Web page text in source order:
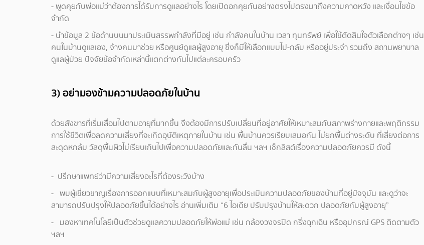
- พูดคุยกับพ่อแม่ว่าต้องการได้รับการดูแลอย่างไร โดยเปิดอกคุยกันอย่างตรงไปตรงมาถึงความคาดหวัง และเงื่อนไขข้อ
จำกัด
- นำข้อมูล 2 ข้อด้านบนมาประเมินสรรพกำลังที่มีอยู่ เช่น กำลังคนในบ้าน เวลา ทุนทรัพย์ เพื่อใช้ตัดสินใจตัวเลือกต่างๆ เช่น
คนในบ้านดูแลเอง, จ้างคนมาช่วย หรือศูนย์ดูแลผู้สูงอายุ ซึ่งก็มีให้เลือกแบบไป-กลับ หรืออยู่ประจำ รวมถึง สถานพยาบาล
ดูแลผู้ป่วย ปัจจัยข้อจำกัดเหล่านี้แตกต่างกันไปแต่ละครอบครัว
3) อย่ามองข้ามความปลอดภัยในบ้าน
ด้วยสังขารที่เริ่มเสื่อมไปตามอายุที่มากขึ้น จึงต้องมีการปรับเปลี่ยนที่อยู่อาศัยให้เหมาะสมกับสภาพร่างกายและพฤติกรรม
การใช้ชีวิตเพื่อลดความเสี่ยงที่จะเกิดอุบัติเหตุภายในบ้าน เช่น พื้นบ้านควรเรียบเสมอกัน ไม่ยกพื้นต่างระดับ ที่เสี่ยงต่อการ
สะดุดหกล้ม วัสดุพื้นผิวไม่เรียบเกินไปเพื่อความปลอดภัยและกันลื่น ฯลฯ เช็กลิสต์เรื่องความปลอดภัยควรมี ดังนี้
- ปรึกษาแพทย์ว่ามีความเสี่ยงอะไรที่ต้องระวังบ้าง
- พบผู้เชี่ยวชาญเรื่องการออกแบบที่เหมาะสมกับผู้สูงอายุเพื่อประเมินความปลอดภัยของบ้านที่อยู่ปัจจุบัน และดูว่าจะ
สามารถปรับปรุงให้ปลอดภัยขึ้นได้อย่างไร อ่านเพิ่มเติม “6 ไอเดีย ปรับปรุงบ้านให้สะดวก ปลอดภัยกับผู้สูงอายุ”
- มองหาเทคโนโลยีเป็นตัวช่วยดูแลความปลอดภัยให้พ่อแม่ เช่น กล้องวงจรปิด กริ่งฉุกเฉิน หรืออุปกรณ์ GPS ติดตามตัว
ฯลฯ